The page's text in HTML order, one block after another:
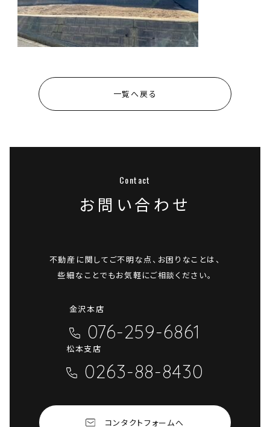
コンタクトフォームへ
金沢本店 076-259-6861
一覧へ戻る
お問い合わせ
不動産に関してご不明な点、お困りなことは、
些細なことでもお気軽にご相談ください。
金沢本店
076-259-6861
松本支店
0263-88-8430
コンタクトフォームへ